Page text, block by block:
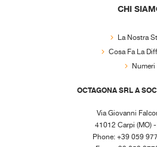
CHI
La Nostra
Cosa Fa La
Numeri
OCTAGONA SRL A
Via Giovanni
41012 Carpi (MO)
Phone: +39 059